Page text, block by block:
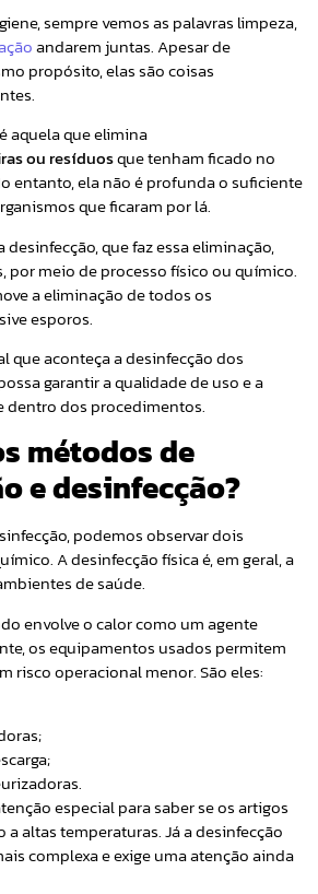
sempre vemos as palavras limpeza,
andarem juntas. Apesar de
propósito, elas são coisas
aquela que elimina
ou resíduosque tenham ficado no
entanto, ela não é profunda o suficiente
que ficaram por lá.
que faz essa eliminação,
por meio de processo físico ou químico.
a eliminação de todos os
esporos.
que aconteça a desinfecção dos
garantir a qualidade de uso e a
dentro dos procedimentos.
métodos de
e desinfecção?
podemos observar dois
A desinfecção física é, em geral, a
de saúde.
envolve o calor como um agente
os equipamentos usados permitem
risco operacional menor. São eles:
especial para saber se os artigos
altas temperaturas. Já a desinfecção
complexa e exige uma atenção ainda